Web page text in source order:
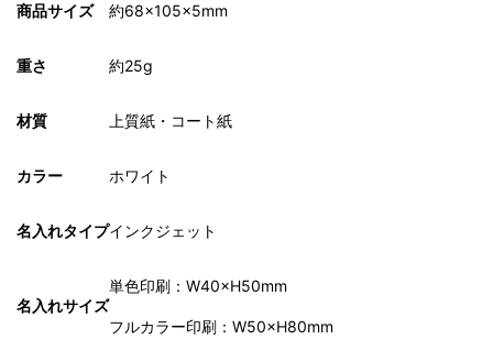
商品サイズ 約68×105×5mm
重さ 約25g
材質 上質紙・コート紙
カラー ホワイト
名入れタイプインクジェット
名入れサイズ
単色印刷：W40×H50mm
フルカラー印刷：W50×H80mm